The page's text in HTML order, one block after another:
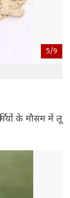
5/9
के मौसम में लू